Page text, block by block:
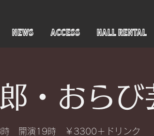
NEWS ACCESS HALL RENTAL
・おらび
時 開演19時 ￥3300＋ドリンク